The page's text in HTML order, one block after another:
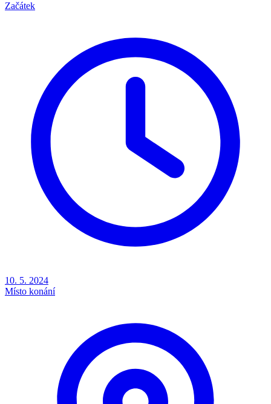
Začátek
10. 5. 2024
Místo konání